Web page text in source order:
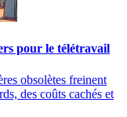
pour le télétravail
obsolètes freinent
des coûts cachés et